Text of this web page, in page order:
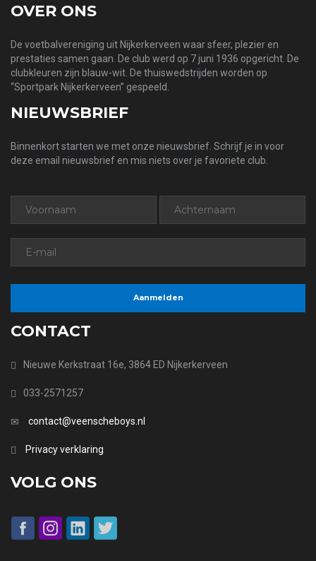
OVER ONS
De voetbalvereniging uit Nijkerkerveen waar sfeer, plezier en
prestaties samen gaan. De club werd op 7 juni 1936 opgericht. De
clubkleuren zijn blauw-wit. De thuiswedstrijden worden op
“Sportpark Nijkerkerveen” gespeeld.
NIEUWSBRIEF
Binnenkort starten we met onze nieuwsbrief. Schrijf je in voor
deze email nieuwsbrief en mis niets over je favoriete club.
CONTACT
Nieuwe Kerkstraat 16e, 3864 ED Nijkerkerveen
033-2571257
contact@veenscheboys.nl
Privacy verklaring
VOLG ONS